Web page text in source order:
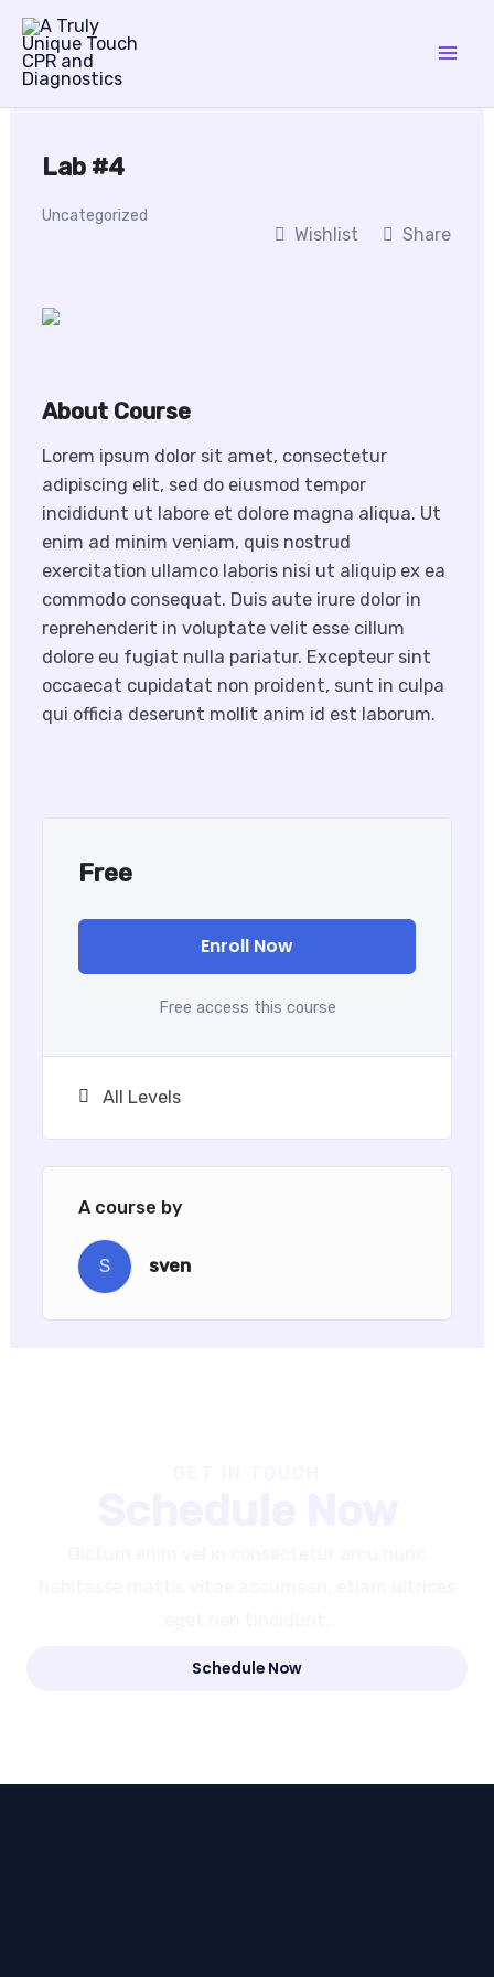
Skip
content
Lab #4
Uncategorized
Wishlist Share
About Course
Lorem ipsum dolor sit amet, consectetur
adipiscing elit, sed do eiusmod tempor
incididunt ut labore et dolore magna aliqua. Ut
enim ad minim veniam, quis nostrud
exercitation ullamco laboris nisi ut aliquip ex ea
commodo consequat. Duis aute irure dolor in
reprehenderit in voluptate velit esse cillum
dolore eu fugiat nulla pariatur. Excepteur sint
occaecat cupidatat non proident, sunt in culpa
qui officia deserunt mollit anim id est laborum.
Free
Enroll Now
Free access this course
All Levels
A course by
S sven
Schedule Now